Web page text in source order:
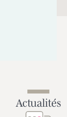
Actualités